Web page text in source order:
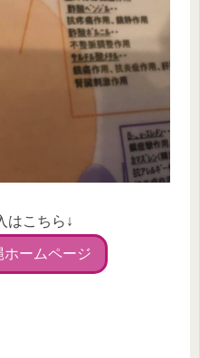
はこちら↓
ームページ